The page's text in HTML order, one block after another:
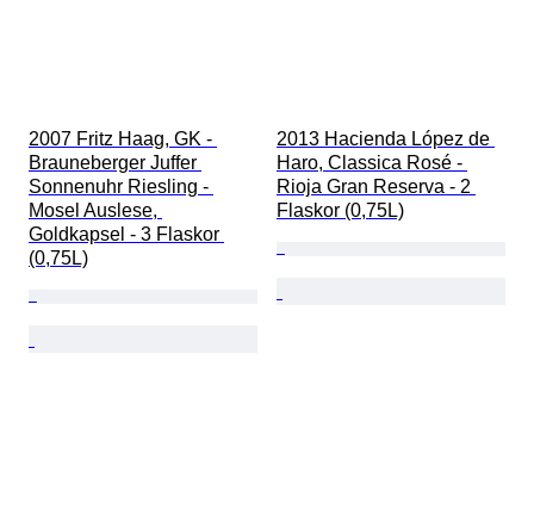
2007 Fritz Haag, GK -
Brauneberger Juffer
Sonnenuhr Riesling -
Mosel Auslese,
Goldkapsel - 3 Flaskor
(0,75L)
2013 Hacienda López de
Haro, Classica Rosé -
Rioja Gran Reserva - 2
Flaskor (0,75L)